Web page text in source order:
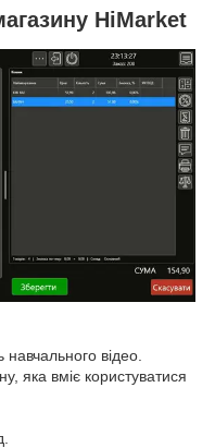
HiMarket
навчального відео.
яка вміє користуватися